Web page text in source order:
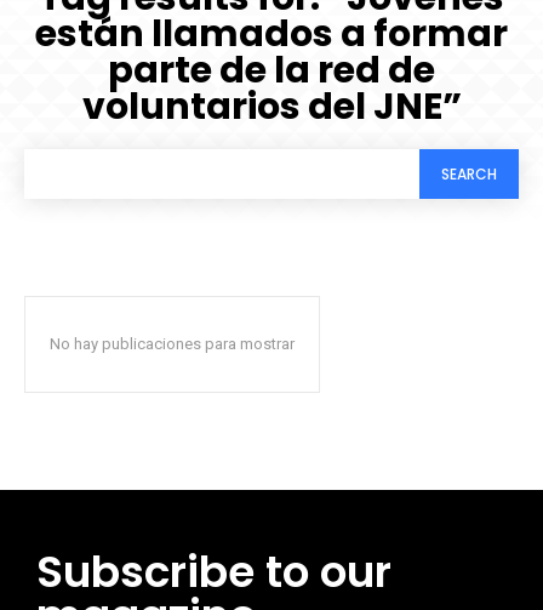
están llamados a formar
parte de la red de
voluntarios del JNE”
SEARCH
No hay publicaciones para mostrar
Subscribe to our